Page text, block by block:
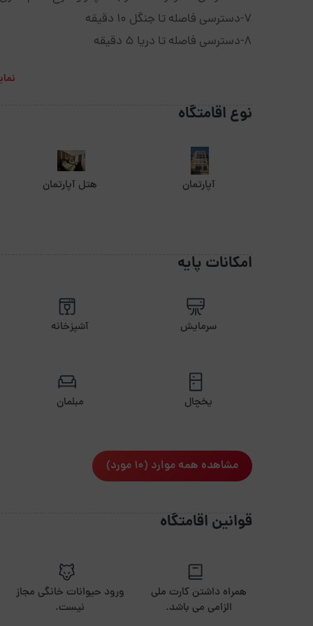
7-دسترسی فاصله تا جنگل 10 دقیقه
8-دسترسی فاصله تا دریا 5 دقیقه
نوع اقامتگاه
آپارتمان هتل آپارتمان
امکانات پایه
سرمایش آشپزخانه
یخچال مبلمان
مشاهده همه موارد (10 مورد)
قوانین اقامتگاه
همراه داشتن کارت ملی
الزامی می باشد.
ورود حیوانات خانگی مجاز
نیست.